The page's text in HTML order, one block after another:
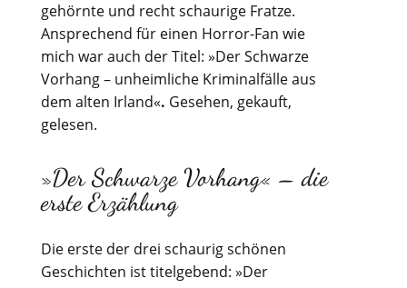
gehörnte und recht schaurige Fratze.
Ansprechend für einen Horror-Fan wie
mich war auch der Titel: »Der Schwarze
Vorhang – unheimliche Kriminalfälle aus
dem alten Irland«. Gesehen, gekauft,
gelesen.
»Der Schwarze Vorhang« – die
erste Erzählung
Die erste der drei schaurig schönen
Geschichten ist titelgebend: »Der